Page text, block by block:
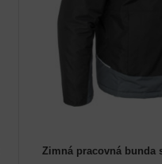
48 (M)
Zimná pracovná bunda